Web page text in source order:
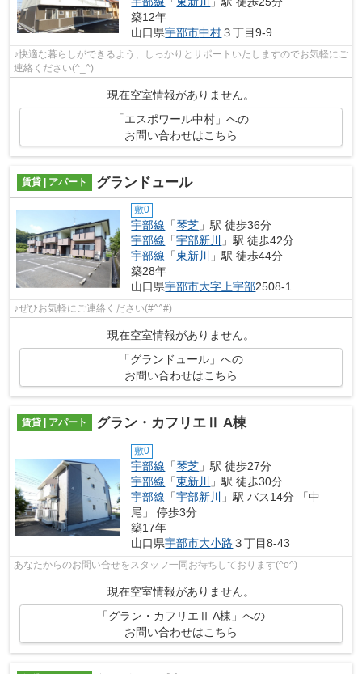
築12年
山口県宇部市中村３丁目9-9
♪快適な暮らしができるよう、しっかりとサポートいたしますのでお気軽にご
連絡ください(^_^)
現在空室情報がありません。
「エスポワール中村」への
お問い合わせはこちら
賃貸 | アパート グランドュール
敷0
宇部線 「琴芝 」駅 徒歩36分
宇部線 「宇部新川
」駅 徒歩42分
宇部線 「東新川
」駅 徒歩44分
築28年
山口県宇部市大字上宇部2508-1
♪ぜひお気軽にご連絡ください(#^^#)
現在空室情報がありません。
「グランドュール」への
お問い合わせはこちら
賃貸 | アパート グラン・カフリエⅡ A棟
敷0
宇部線 「琴芝 」駅 徒歩27分
宇部線 「東新川
」駅 徒歩30分
宇部線 「宇部新川
」駅 バス14分 「中
尾」 停歩3分
築17年
山口県宇部市大小路 ３丁目8-43
あなたからのお問い合せをスタッフ一同お待ちしております(^o^)
現在空室情報がありません。
「グラン・カフリエⅡ A棟」への
お問い合わせはこちら